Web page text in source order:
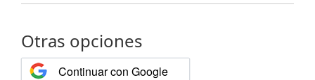
Otras opciones
Continuar con Google